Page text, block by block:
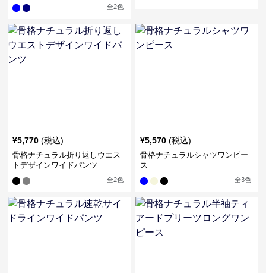
全2色
¥5,770 (税込)
骨格ナチュラル折り返しウエス
トデザインワイドパンツ
全2色
¥5,570 (税込)
骨格ナチュラルシャツワンピー
ス
全3色